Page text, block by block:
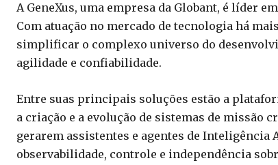
A GeneXus, uma empresa da Globant, é líder
Com atuação no mercado de tecnologia há
simplificar o complexo universo do
agilidade e confiabilidade.
Entre suas principais soluções estão a
a criação e a evolução de sistemas de missão
gerarem assistentes e agentes de
observabilidade, controle e independência